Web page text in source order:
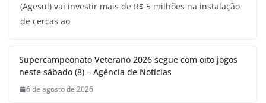
(Agesul) vai investir mais de R$ 5 milhões na instalação
de cercas ao
Supercampeonato Veterano 2026 segue com oito jogos
neste sábado (8) – Agência de Notícias
6 de agosto de 2026